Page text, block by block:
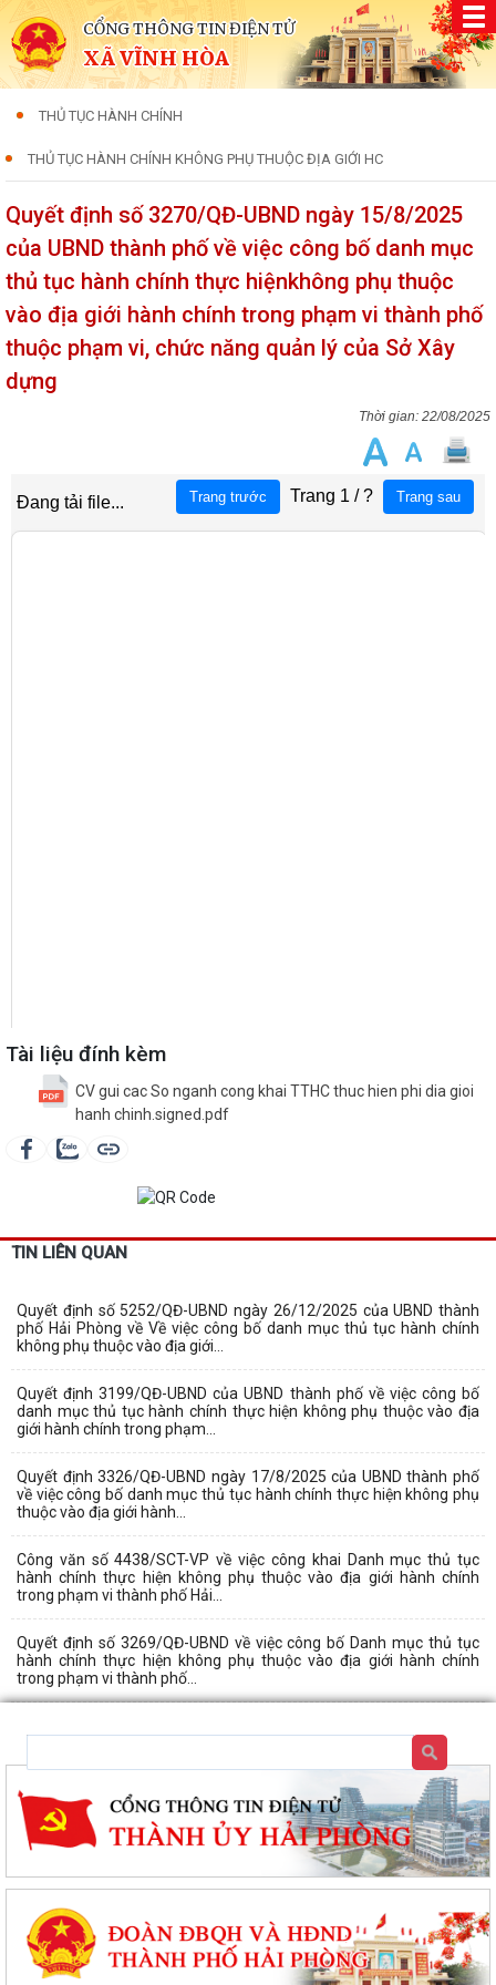
CỔNG THÔNG TIN ĐIỆN TỬ
XÃ VĨNH HÒA
THỦ TỤC HÀNH CHÍNH
THỦ TỤC HÀNH CHÍNH KHÔNG PHỤ THUỘC ĐỊA GIỚI HC
Quyết định số 3270/QĐ-UBND ngày 15/8/2025
của UBND thành phố về việc công bố danh mục
thủ tục hành chính thực hiệnkhông phụ thuộc
vào địa giới hành chính trong phạm vi thành phố
thuộc phạm vi, chức năng quản lý của Sở Xây
dựng
22/08/2025
Tài liệu đính kèm
CV gui cac So nganh cong khai TTHC thuc hien phi dia gioi
hanh chinh.signed.pdf
TIN LIÊN QUAN
Quyết định số 5252/QĐ-UBND ngày 26/12/2025 của UBND thành
phố Hải Phòng về Về việc công bố danh mục thủ tục hành chính
không phụ thuộc vào địa giới...
Quyết định 3199/QĐ-UBND của UBND thành phố về việc công bố
danh mục thủ tục hành chính thực hiện không phụ thuộc vào địa
giới hành chính trong phạm...
Quyết định 3326/QĐ-UBND ngày 17/8/2025 của UBND thành phố
về việc công bố danh mục thủ tục hành chính thực hiện không phụ
thuộc vào địa giới hành...
Công văn số 4438/SCT-VP về việc công khai Danh mục thủ tục
hành chính thực hiện không phụ thuộc vào địa giới hành chính
trong phạm vi thành phố Hải...
Quyết định số 3269/QĐ-UBND về việc công bố Danh mục thủ tục
hành chính thực hiện không phụ thuộc vào địa giới hành chính
trong phạm vi thành phố...